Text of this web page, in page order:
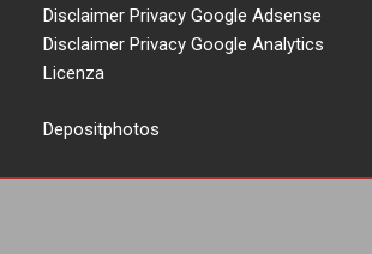
Disclaimer Privacy Google Adsense
Disclaimer Privacy Google Analytics
Licenza
Depositphotos